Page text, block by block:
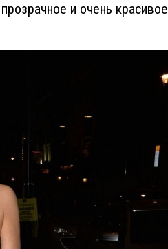
и очень красивое